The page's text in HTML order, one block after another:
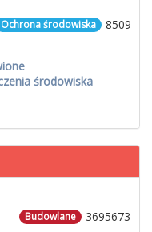
8509
Ochrona środowiska
środowiska
3695673
Budowlane